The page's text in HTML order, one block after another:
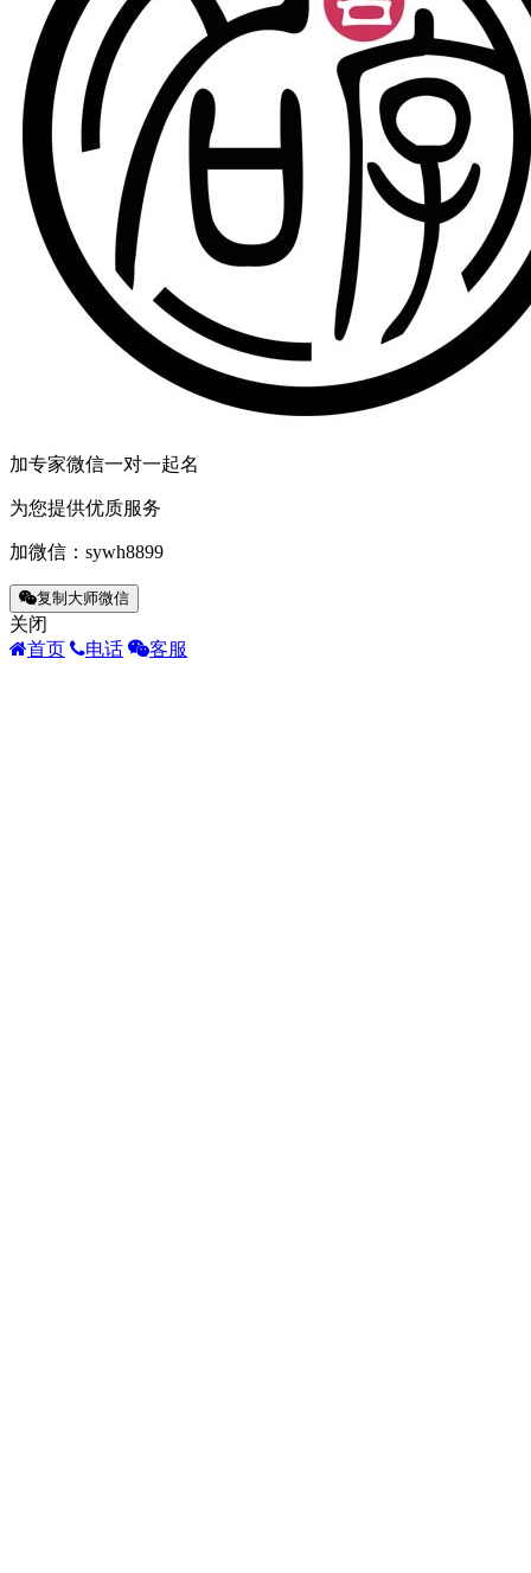
加专家微信一对一起名
为您提供优质服务
加微信： sywh8899
复制大师微信
关闭
首页
电话 客服